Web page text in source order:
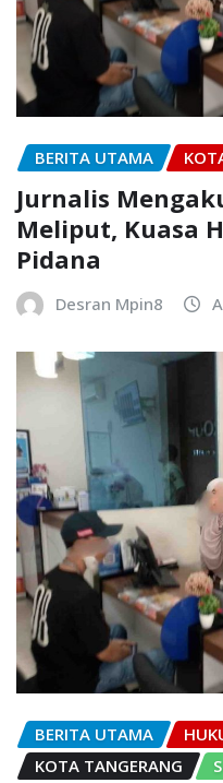
BERITA UTAMA
Jurnalis
Meliput, Kuasa
Pidana
Desran Mpin8
BERITA UTAMA
KOTA TANGERANG